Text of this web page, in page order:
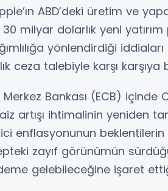
ABD’deki üretim ve
milyar dolarlık yeni yatırım
yönlendirdiği
ceza talebiyle karşı karşıya
Bankası (ECB) içinde
artışı ihtimalinin yeniden
enflasyonunun beklentilerin
zayıf görünümün
gelebileceğine işaret